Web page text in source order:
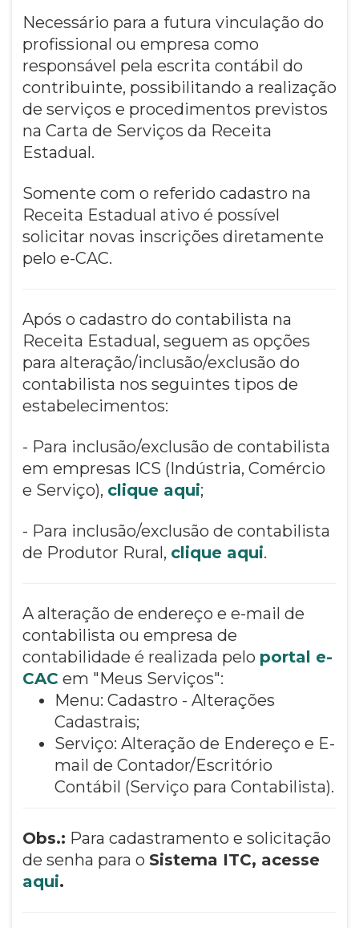
Necessário para a futura vinculação do
profissional ou empresa como
responsável pela escrita contábil do
contribuinte, possibilitando a realização
de serviços e procedimentos previstos
na Carta de Serviços da Receita
Estadual.
Somente com o referido cadastro na
Receita Estadual ativo é possível
solicitar novas inscrições diretamente
pelo e-CAC.
Após o cadastro do contabilista na
Receita Estadual, seguem as opções
para alteração/inclusão/exclusão do
contabilista nos seguintes tipos de
estabelecimentos:
- Para inclusão/exclusão de contabilista
em empresas ICS (Indústria, Comércio
e Serviço), clique aqui;
- Para inclusão/exclusão de contabilista
de Produtor Rural, clique aqui.
A alteração de endereço e e-mail de
contabilista ou empresa de
contabilidade é realizada pelo portal e-
CAC em "Meus Serviços":
Menu: Cadastro - Alterações
Cadastrais;
Serviço: Alteração de Endereço e E-
mail de Contador/Escritório
Contábil (Serviço para Contabilista).
Obs.: Para cadastramento e solicitação
de senha para o Sistema ITC, acesse
aqui.